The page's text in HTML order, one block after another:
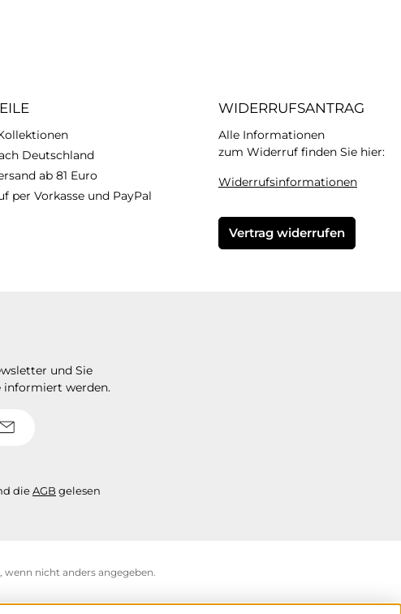
Deutschland
ab 81 Euro
per Vorkasse und PayPal
WIDERRUFSANTRAG
Alle Informationen
zum Widerruf finden Sie hier:
Widerrufsinformationen
Vertrag widerrufen
und Sie
informiert werden.
dieAGB gelesen
nicht anders angegeben.